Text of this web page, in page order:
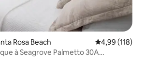
Rosa Beach Évaluation
4,99 (118)
à Seagrove Palmetto 30A